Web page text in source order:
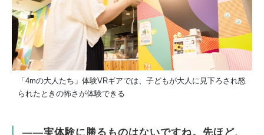
「4mの大人たち」体験VRギアでは、子どもが大人に見下ろされ怒
られたときの怖さが体験できる
――実体験に勝るものはないですね。先ほど、